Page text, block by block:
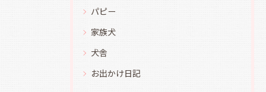
パピー
家族犬
犬舎
お出かけ日記